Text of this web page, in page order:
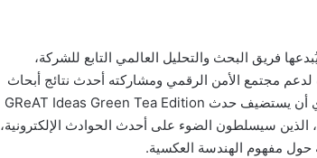
فريق البحث والتحليل العالمي التابع للشركة،
مجتمع الأمن الرقمي ومشاركته أحدث نتائج أبحاث
التهديدات والخبرات العملية للشركة. ومن المقرّر في 25 فبراير الجاري أن يستضيف حدث GReAT Ideas Green Tea Edition
الذين سيسلطون الضوء على أحدث الحوادث الإلكترونية،
حول مفهوم الهندسة العكسية.